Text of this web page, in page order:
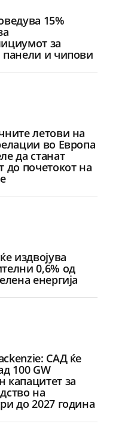
15%
за
панели и чипови
летови на
во Европа
да станат
до почетокот на
издвојува
0,6% од
енергија
САД ќе
100 GW
за
на
до 2027 година